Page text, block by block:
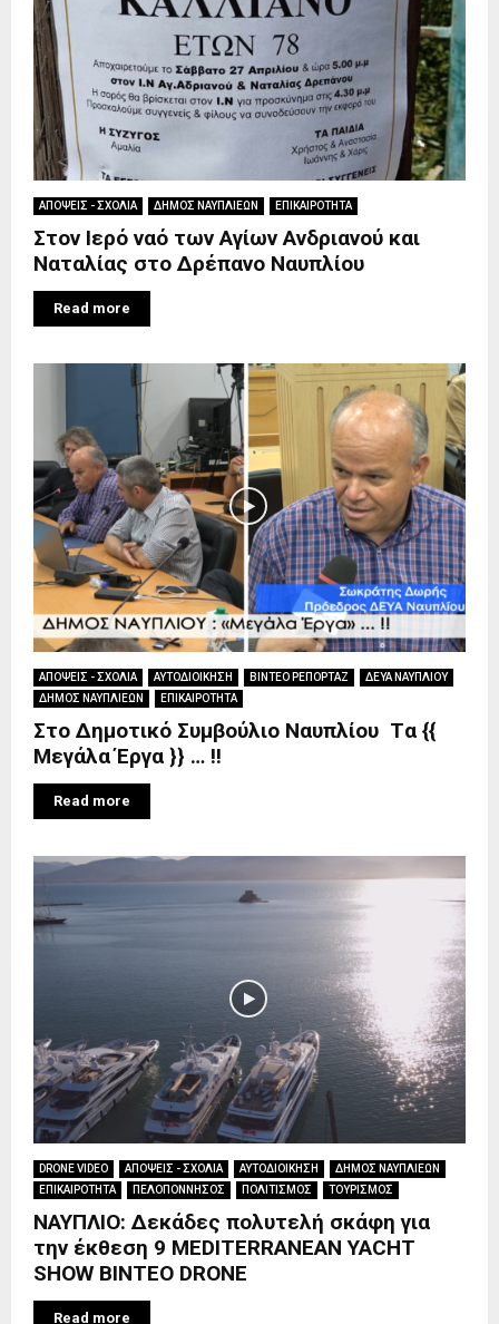
ΑΠΟΨΕΙΣ - ΣΧΟΛΙΑ ΔΗΜΟΣ ΝΑΥΠΛΙΕΩΝ ΕΠΙΚΑΙΡΟΤΗΤΑ
Στον Ιερό ναό των Αγίων Ανδριανού και
Ναταλίας στο Δρέπανο Ναυπλίου
Read more
ΑΠΟΨΕΙΣ - ΣΧΟΛΙΑ ΑΥΤΟΔΙΟΙΚΗΣΗ ΒΙΝΤΕΟ ΡΕΠΟΡΤΑΖ
ΔΕΥΑ ΝΑΥΠΛΙΟΥ
ΔΗΜΟΣ ΝΑΥΠΛΙΕΩΝ
ΕΠΙΚΑΙΡΟΤΗΤΑ
Στο Δημοτικό Συμβούλιο Ναυπλίου Tα {{
Μεγάλα Έργα }} … !!
Read more
DRONE VIDEO ΑΠΟΨΕΙΣ - ΣΧΟΛΙΑ ΑΥΤΟΔΙΟΙΚΗΣΗ
ΔΗΜΟΣ ΝΑΥΠΛΙΕΩΝ
ΕΠΙΚΑΙΡΟΤΗΤΑ
ΠΕΛΟΠΟΝΝΗΣΟΣ ΠΟΛΙΤΙΣΜΟΣ ΤΟΥΡΙΣΜΟΣ
ΝΑΥΠΛΙΟ: Δεκάδες πολυτελή σκάφη για
την έκθεση 9 MEDITERRANEAN YACHT
SHOW BINTEO DRONE
Read more